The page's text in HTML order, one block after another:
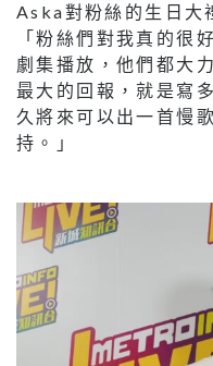
Aska對粉絲的生日大
「粉絲們對我真的很
劇集播放，他們都大
最大的回報，就是寫
久將來可以出一首慢
持。」